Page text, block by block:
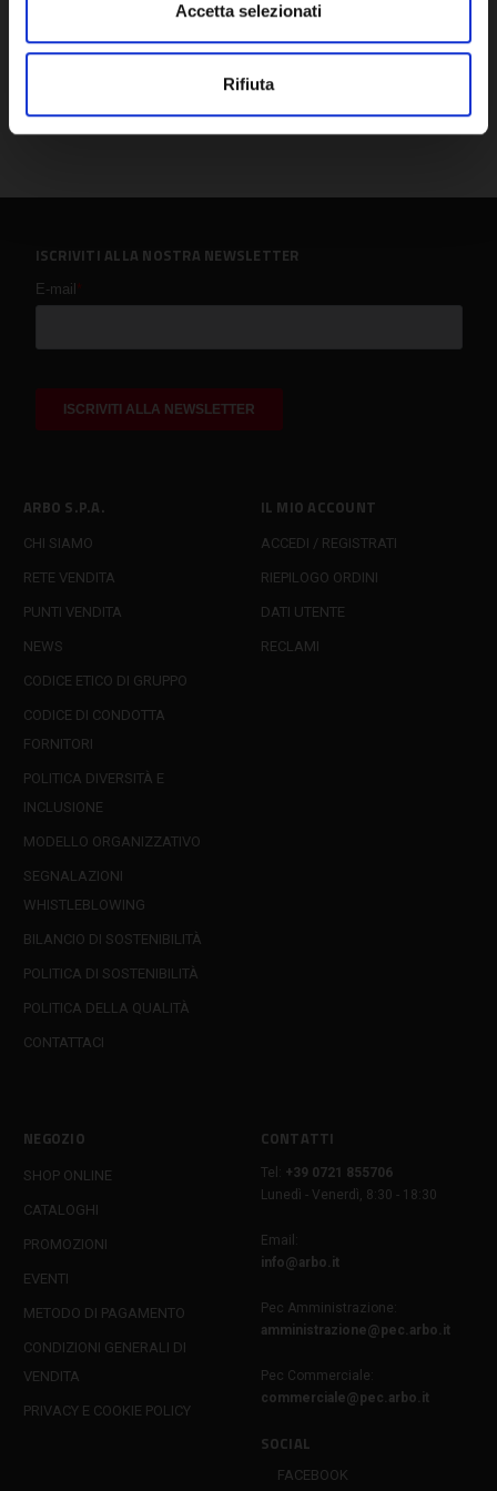
Accetta selezionati
Rifiuta
ARBO S.P.A.
CHI SIAMO
RETE VENDITA
PUNTI VENDITA
NEWS
CODICE ETICO DI GRUPPO
CODICE DI CONDOTTA
FORNITORI
POLITICA DIVERSITÀ E
INCLUSIONE
MODELLO ORGANIZZATIVO
SEGNALAZIONI
WHISTLEBLOWING
BILANCIO DI SOSTENIBILITÀ
POLITICA DI SOSTENIBILITÀ
POLITICA DELLA QUALITÀ
CONTATTACI
IL MIO ACCOUNT
ACCEDI / REGISTRATI
RIEPILOGO ORDINI
DATI UTENTE
RECLAMI
NEGOZIO
SHOP ONLINE
CATALOGHI
PROMOZIONI
EVENTI
METODO DI PAGAMENTO
CONDIZIONI GENERALI DI
VENDITA
PRIVACY E COOKIE POLICY
CONTATTI
Tel:
+39 0721 855706
Lunedì - Venerdì, 8:30 - 18:30
Email:
info@arbo.it
Pec Amministrazione:
amministrazione@pec.arbo.it
Pec Commerciale:
commerciale@pec.arbo.it
SOCIAL
FACEBOOK
ISCRIVITI ALLA NOSTRA NEWSLETTER